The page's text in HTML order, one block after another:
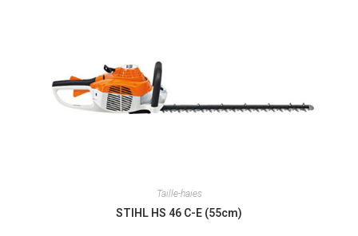
Taille-haies
STIHL HS 46 C-E (55cm)